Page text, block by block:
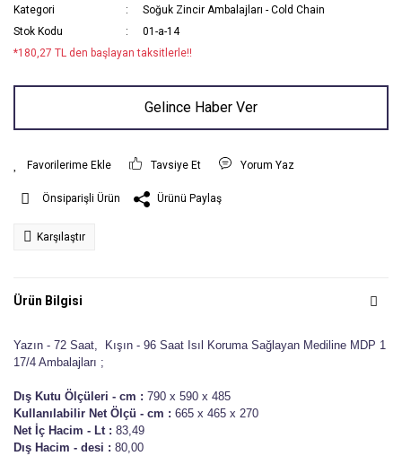
Kategori
Soğuk Zincir Ambalajları - Cold Chain
Stok Kodu
01-a-14
*180,27 TL den başlayan taksitlerle!!
Gelince Haber Ver
Tavsiye Et Yorum Yaz
Önsiparişli Ürün Ürünü Paylaş
Karşılaştır
Ürün Bilgisi
Yazın - 72 Saat, Kışın - 96 Saat Isıl Koruma Sağlayan Mediline MDP 1
17/4 Ambalajları ;
Dış Kutu Ölçüleri - cm : 790 x 590 x 485
Kullanılabilir Net Ölçü - cm : 665 x 465 x 270
Net İç Hacim - Lt : 83,49
Dış Hacim - desi : 80,00